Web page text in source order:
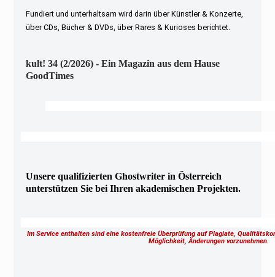
Fundiert und unterhaltsam wird darin über Künstler & Konzerte,
über CDs, Bücher & DVDs, über Rares & Kurioses berichtet.
kult! 34 (2/2026) - Ein Magazin aus dem Hause
GoodTimes
Unsere qualifizierten Ghostwriter in Österreich
unterstützen Sie bei Ihren akademischen Projekten.
Im Service enthalten sind eine kostenfreie Überprüfung auf Plagiate,
Möglichkeit, Änderungen vorzunehmen.